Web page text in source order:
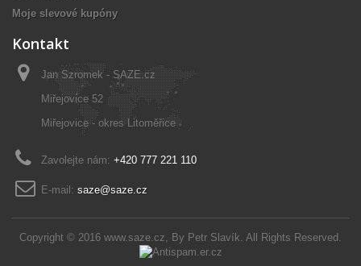
Copyright © 2016 www.saze.cz, By Petr Slavík. All Rights Reserved.
Moje slevové kupóny
Kontakt
Jan Szromek - SAZE.cz
Miřejovice 52
Miřejovice - okres Litoměřice
Zavolejte nám: +420 777 221 110
E-mail: saze@saze.cz